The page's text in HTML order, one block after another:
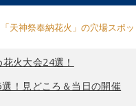
「天神祭奉納花火」の穴場スポ
火大会24選！
！見どころ＆当日の開催